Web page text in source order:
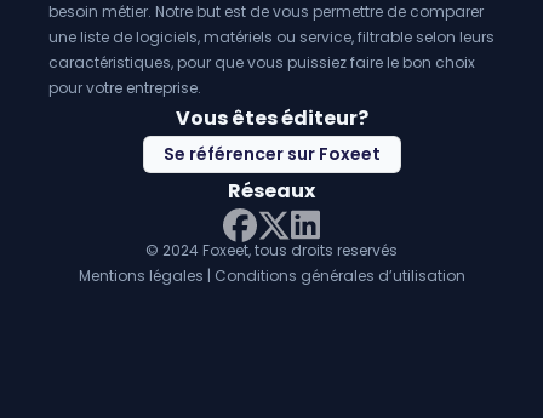
besoin métier. Notre but est de vous permettre de comparer
une liste de logiciels, matériels ou service, filtrable selon leurs
caractéristiques, pour que vous puissiez faire le bon choix
pour votre entreprise.
Vous êtes éditeur?
Se référencer sur Foxeet
Réseaux
Facebook
Twitter X
LinkedIn
© 2024 Foxeet, tous droits reservés
Mentions légales | Conditions générales d’utilisation